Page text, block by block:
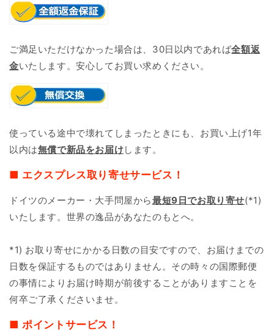
ご満足いただけなかった場合は、30日以内であれば全額返
金いたします。安心してお買い求めください。
使っている途中で壊れてしまったときにも、お買い上げ1年
以内は無償で新品をお届けします。
■ エクスプレス取り寄せサービス！
ドイツのメーカー・大手問屋から最短9日でお取り寄せ(*1)
いたします。世界の逸品があなたのもとへ。
*1) お取り寄せにかかる日数の目安ですので、お届けまでの
日数を保証するものではありません。その時々の国際郵便
の事情によりお届け時期が前後することがありますことを
何卒ご了承くださいませ。
■ ポイントサービス！